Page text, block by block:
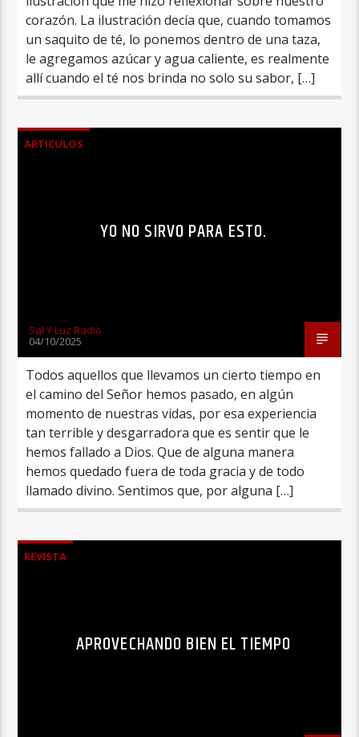
corazón. La ilustración decía que, cuando tomamos
un saquito de té, lo ponemos dentro de una taza,
le agregamos azúcar y agua caliente, es realmente
allí cuando el té nos brinda no solo su sabor, […]
ARTICULOS
YO NO SIRVO PARA ESTO.
Sal Y Luz Radio
04/10/2025
Todos aquellos que llevamos un cierto tiempo en
el camino del Señor hemos pasado, en algún
momento de nuestras vidas, por esa experiencia
tan terrible y desgarradora que es sentir que le
hemos fallado a Dios. Que de alguna manera
hemos quedado fuera de toda gracia y de todo
llamado divino. Sentimos que, por alguna […]
REVISTA
APROVECHANDO BIEN EL TIEMPO